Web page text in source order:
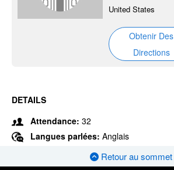
United States
Obtenir Des
Directions
DETAILS
Attendance: 32
Langues parlées: Anglais
Retour au sommet